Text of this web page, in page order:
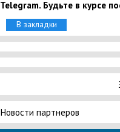
Telegram. Будьте в курсе
В закладки
Новости партнеров